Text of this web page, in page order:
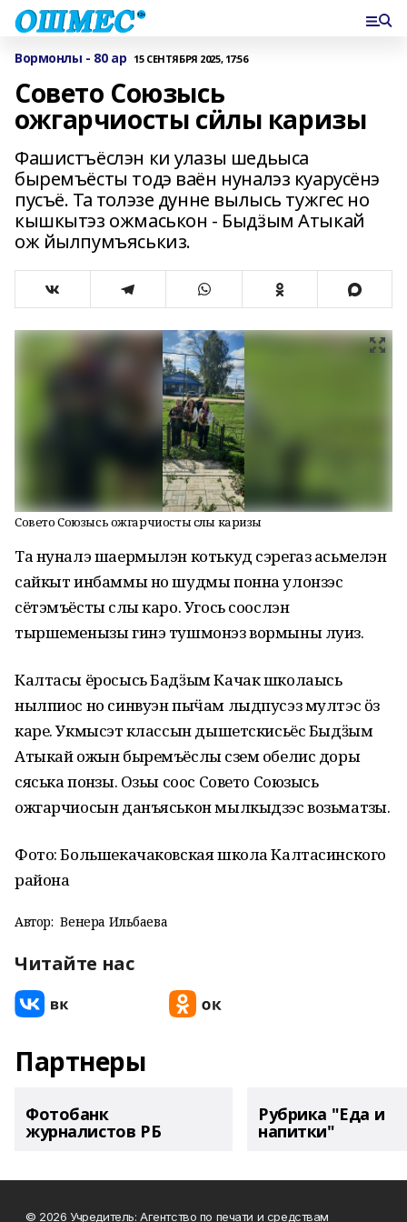
Вормонлы - 80 ар 15 СЕНТЯБРЯ 2025, 17:56
Совето Союзысь
ожгарчиосты сӥлы каризы
Фашистъёслэн ки улазы шедьыса
быремъёсты тодэ ваён нуналэз куарусёнэ
пусъё. Та толэзе дунне вылысь тужгес но
кышкытэз ожмаськон - Быдӟым Атыкай
ож йылпумъяськиз.
Совето Союзысь ожгарчиосты сӥлы каризы
Та нуналэ шаермылэн котькуд сэрегаз асьмелэн
сайкыт инбаммы но шудмы понна улонзэс
сётэмъёсты сӥлы каро. Угось соослэн
тыршеменызы гинэ тушмонэз вормыны луиз.
Калтасы ёросысь Бадӟым Качак школаысь
нылпиос но синвуэн пыӵам лыдпусэз мултэс ӧз
каре. Укмысэтӥ классын дышетскисьёс Быдӟым
Атыкай ожын быремъёслы сӥзем обелис доры
сяська понӥзы. Озьы соос Совето Союзысь
ожгарчиосын данъяськон мылкыдзэс возьматӥзы.
Фото: Большекачаковская школа Калтасинского
района
Автор: Венера Ильбаева
Читайте нас
Партнеры
Фотобанк
журналистов РБ
Рубрика "Еда и
напитки"
© 2026 Учредитель: Агентство по печати и средствам